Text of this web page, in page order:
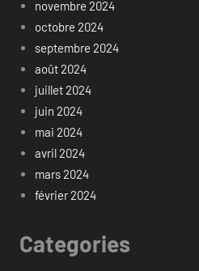
novembre 2024
octobre 2024
septembre 2024
août 2024
juillet 2024
juin 2024
mai 2024
avril 2024
mars 2024
février 2024
Categories